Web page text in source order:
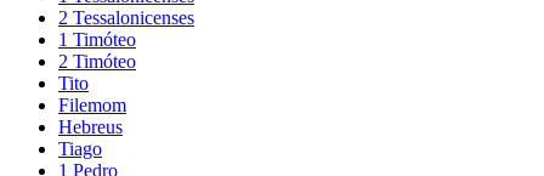
2 Tessalonicenses
1 Timóteo
2 Timóteo
Tito
Filemom
Hebreus
Tiago
1 Pedro